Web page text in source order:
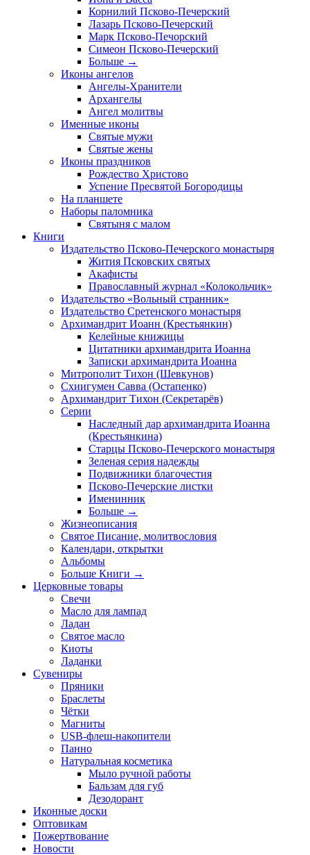
Корнилий Псково-Печерский
Лазарь Псково-Печерский
Марк Псково-Печорский
Симеон Псково-Печерский
Больше →
Иконы ангелов
Ангелы-Хранители
Архангелы
Ангел молитвы
Именные иконы
Святые мужи
Святые жены
Иконы праздников
Рождество Христово
Успение Пресвятой Богородицы
На планшете
Наборы паломника
Святыня с малом
Книги
Издательство Псково-Печерского монастыря
Жития Псковских святых
Акафисты
Православный журнал «Колокольчик»
Издательство «Вольный странник»
Издательство Сретенского монастыря
Архимандрит Иоанн (Крестьянкин)
Келейные книжицы
Цитатники архимандрита Иоанна
Записки архимандрита Иоанна
Митрополит Тихон (Шевкунов)
Схиигумен Савва (Остапенко)
Архимандрит Тихон (Секретарёв)
Серии
Наследный дар архимандрита Иоанна
(Крестьянкина)
Старцы Псково-Печерского монастыря
Зеленая серия надежды
Подвижники благочестия
Псково-Печерские листки
Именинник
Больше →
Жизнеописания
Святое Писание, молитвословия
Календари, открытки
Альбомы
Больше Книги →
Церковные товары
Свечи
Масло для лампад
Ладан
Святое масло
Киоты
Ладанки
Сувениры
Пряники
Браслеты
Чётки
Магниты
USB-флеш-накопители
Панно
Натуральная косметика
Мыло ручной работы
Бальзам для губ
Дезодорант
Иконные доски
Оптовикам
Пожертвование
Новости